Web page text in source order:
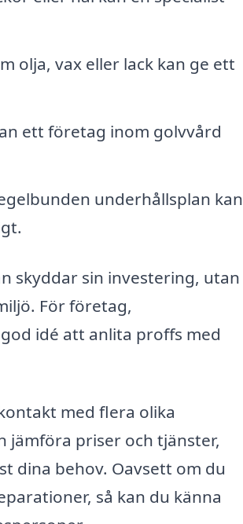
olja, vax eller lack kan ge ett
ett företag inom golvvård
underhållsplan kan
skyddar sin investering, utan
För företag,
idé att anlita proffs med
med flera olika
priser och tjänster,
dina behov. Oavsett om du
så kan du känna